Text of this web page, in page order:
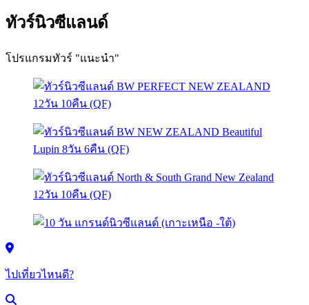
ทัวร์นิวซีแลนด์
โปรแกรมทัวร์ "แนะนำ"
ไปเที่ยวไหนดี?